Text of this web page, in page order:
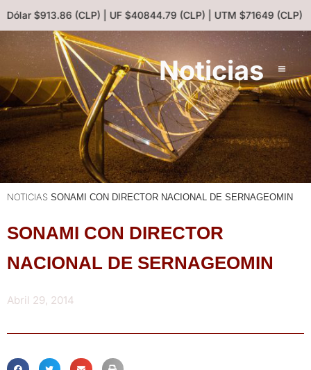
$913.86 (CLP) | UF $40844.79 (CLP) | UTM $71649 (CLP) |
Noticias
NOTICIAS SONAMI CON DIRECTOR NACIONAL DE SERNAGEOMIN
SONAMI CON DIRECTOR
NACIONAL DE SERNAGEOMIN
Abril 29, 2014